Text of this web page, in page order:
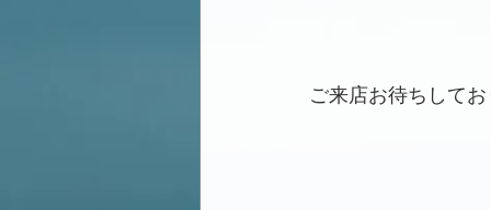
ご来店お待ちして